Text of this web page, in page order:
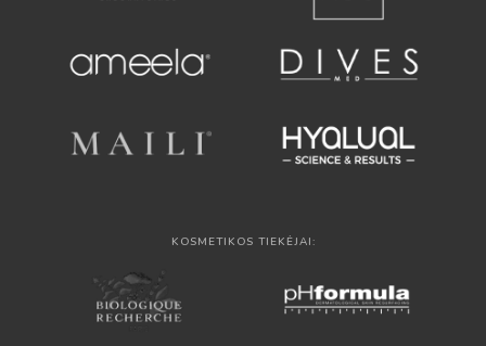
KOSMETIKOS TIEKĖJAI: